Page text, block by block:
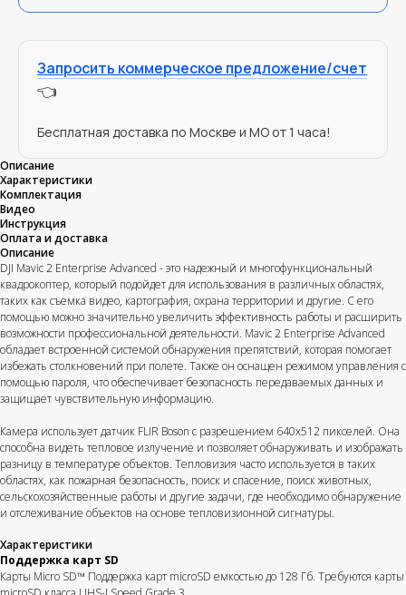
Запросить коммерческое предложение/счет
👈
Бесплатная доставка по Москве и МО от 1 часа!
Описание
Характеристики
Комплектация
Видео
Инструкция
Оплата и доставка
Описание
DJI Mavic 2 Enterprise Advanced - это надежный и многофункциональный
квадрокоптер, который подойдет для использования в различных областях,
таких как съемка видео, картография, охрана территории и другие. С его
помощью можно значительно увеличить эффективность работы и расширить
возможности профессиональной деятельности. Mavic 2 Enterprise Advanced
обладает встроенной системой обнаружения препятствий, которая помогает
избежать столкновений при полете. Также он оснащен режимом управления с
помощью пароля, что обеспечивает безопасность передаваемых данных и
защищает чувствительную информацию.
Камера использует датчик FLIR Boson с разрешением 640х512 пикселей. Она
способна видеть тепловое излучение и позволяет обнаруживать и изображать
разницу в температуре объектов. Тепловизия часто используется в таких
областях, как пожарная безопасность, поиск и спасение, поиск животных,
сельскохозяйственные работы и другие задачи, где необходимо обнаружение
и отслеживание объектов на основе тепловизионной сигнатуры.
Характеристики
Поддержка карт SD
Карты Micro SD™ Поддержка карт microSD емкостью до 128 Гб. Требуются карты